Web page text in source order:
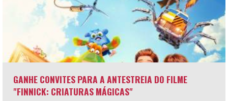
GANHE CONVITES PARA A ANTESTREIA DO FILME
"FINNICK: CRIATURAS MÁGICAS"